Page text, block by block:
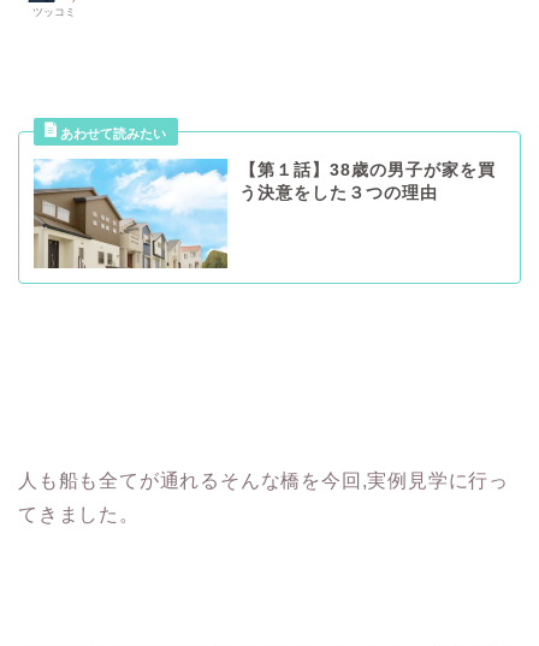
ツッコミ
【第１話】38歳の男子が家を買
う決意をした３つの理由
人も船も全てが通れるそんな橋を今回,実例見学に行っ
てきました。